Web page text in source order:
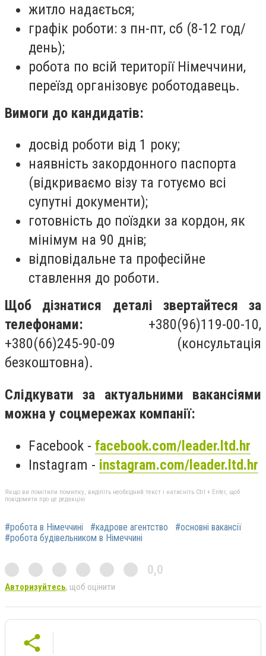
житло надається;
графік роботи: з пн-пт, сб (8-12 год/
день);
робота по всій території Німеччини,
переїзд організовує роботодавець.
Вимоги до кандидатів:
досвід роботи від 1 року;
наявність закордонного паспорта
(відкриваємо візу та готуємо всі
супутні документи);
готовність до поїздки за кордон, як
мінімум на 90 днів;
відповідальне та професійне
ставлення до роботи.
Щоб дізнатися деталі звертайтеся за
телефонами: +380(96)119-00-10,
+380(66)245-90-09 (консультація
безкоштовна).
Слідкувати за актуальними вакансіями
можна у соцмережах компанії:
Facebook - facebook.com/leader.ltd.hr
Instagram - instagram.com/leader.ltd.hr
Якщо ви помітили помилку, виділіть необхідний текст і натисніть Ctrl + Enter, щоб
повідомити про це редакцію
#робота в Німеччині #кадрове агентство
#основні вакансії
#робота будівельником в Німеччині
0,0
Авторизуйтесь, щоб оцінити